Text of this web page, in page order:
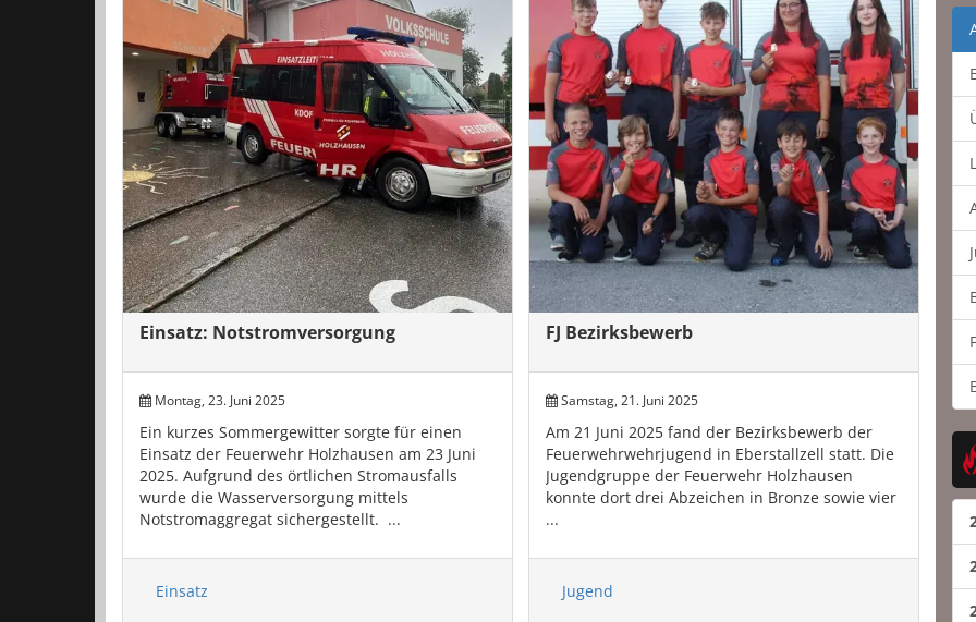
Einsatz: Notstromversorgung
Montag, 23. Juni 2025
Ein kurzes Sommergewitter sorgte für einen
Einsatz der Feuerwehr Holzhausen am 23 Juni
2025. Aufgrund des örtlichen Stromausfalls
wurde die Wasserversorgung mittels
Notstromaggregat sichergestellt. ...
Einsatz
FJ Bezirksbewerb
Samstag, 21. Juni 2025
Am 21 Juni 2025 fand der Bezirksbewerb der
Feuerwehrwehrjugend in Eberstallzell statt. Die
Jugendgruppe der Feuerwehr Holzhausen
konnte dort drei Abzeichen in Bronze sowie vier
...
Jugend